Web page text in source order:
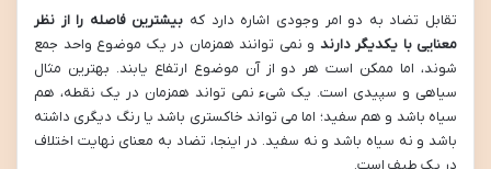
تقابل تضاد به دو امر وجودی اشاره دارد که بیشترین فاصله را از نظر
معنایی با یکدیگر دارند و نمی توانند همزمان در یک موضوع واحد جمع
شوند، اما ممکن است هر دو از آن موضوع ارتفاع یابند. بهترین مثال
سیاهی و سپیدی است. یک شیء نمی تواند همزمان در یک نقطه، هم
سیاه باشد و هم سفید؛ اما می تواند خاکستری باشد یا رنگ دیگری داشته
باشد و نه سیاه باشد و نه سفید. در اینجا، تضاد به معنای نهایت اختلاف